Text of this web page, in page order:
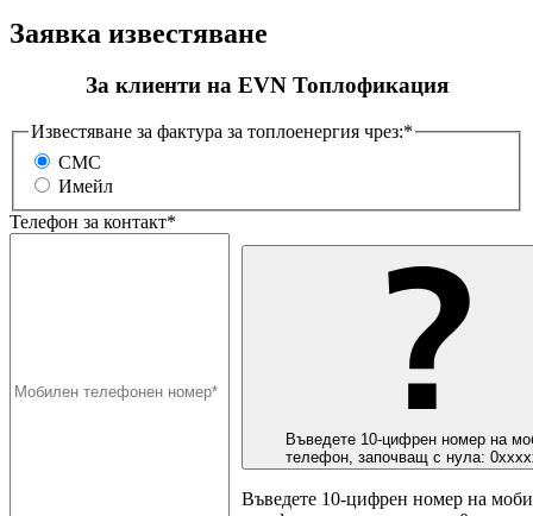
Заявка известяване
За клиенти на EVN Топлофикация
Известяване за фактура за топлоенергия чрез:*
СМС
Имейл
Телефон за контакт*
Въведете 10-цифрен номер на
телефон, започващ с нула:
Въведете 10-цифрен номер на